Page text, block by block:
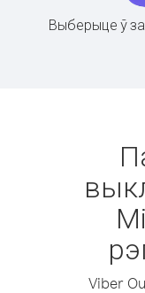
Выберыце ў
Viber